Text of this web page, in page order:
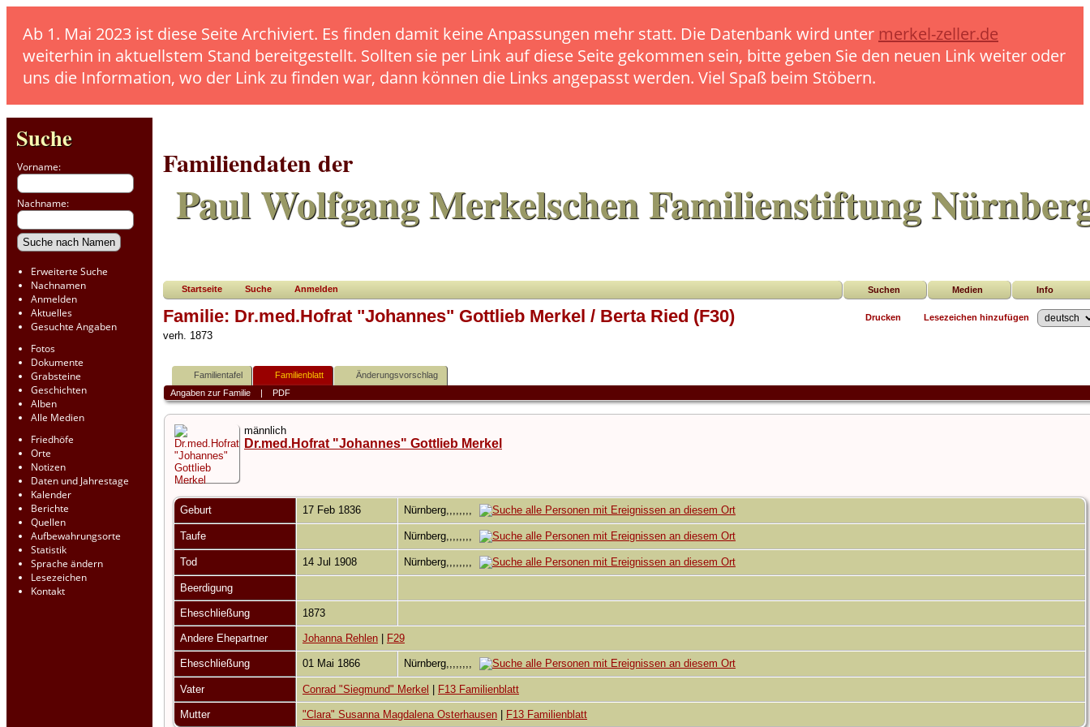
Ab 1. Mai 2023 ist diese Seite Archiviert. Es finden damit keine Anpassungen mehr statt. Die Datenbank wird unter merkel-zeller.de
weiterhin in aktuellstem Stand bereitgestellt. Sollten sie per Link auf diese Seite gekommen sein, bitte geben Sie den neuen Link weiter oder
uns die Information, wo der Link zu finden war, dann können die Links angepasst werden. Viel Spaß beim Stöbern.
Suche
Vorname:
Nachname:
Erweiterte Suche
Nachnamen
Anmelden
Aktuelles
Gesuchte Angaben
Fotos
Dokumente
Grabsteine
Geschichten
Alben
Alle Medien
Friedhöfe
Orte
Notizen
Daten und Jahrestage
Kalender
Berichte
Quellen
Aufbewahrungsorte
Statistik
Sprache ändern
Lesezeichen
Kontakt
Familiendaten der
Paul Wolfgang Merkelschen Familienstiftung
Suchen Medien Info
Startseite Suche Anmelden
Drucken Lesezeichen hinzufügen
Familie: Dr.med.Hofrat "Johannes" Gottlieb Merkel / Berta Ried (F30)
verh. 1873
Familientafel Familienblatt
Änderungsvorschlag
Angaben zur Familie| PDF
männlich
Dr.med.Hofrat "Johannes" Gottlieb Merkel
Geburt 17 Feb 1836 Nürnberg,,,,,,,,
Taufe Nürnberg,,,,,,,,
Tod 14 Jul 1908 Nürnberg,,,,,,,,
Beerdigung
Eheschließung 1873
Andere Ehepartner Johanna Rehlen F29
Eheschließung 01 Mai 1866 Nürnberg,,,,,,,,
Vater Conrad "Siegmund" Merkel F13 Familienblatt
Mutter "Clara" Susanna Magdalena Osterhausen F13 Familienblatt